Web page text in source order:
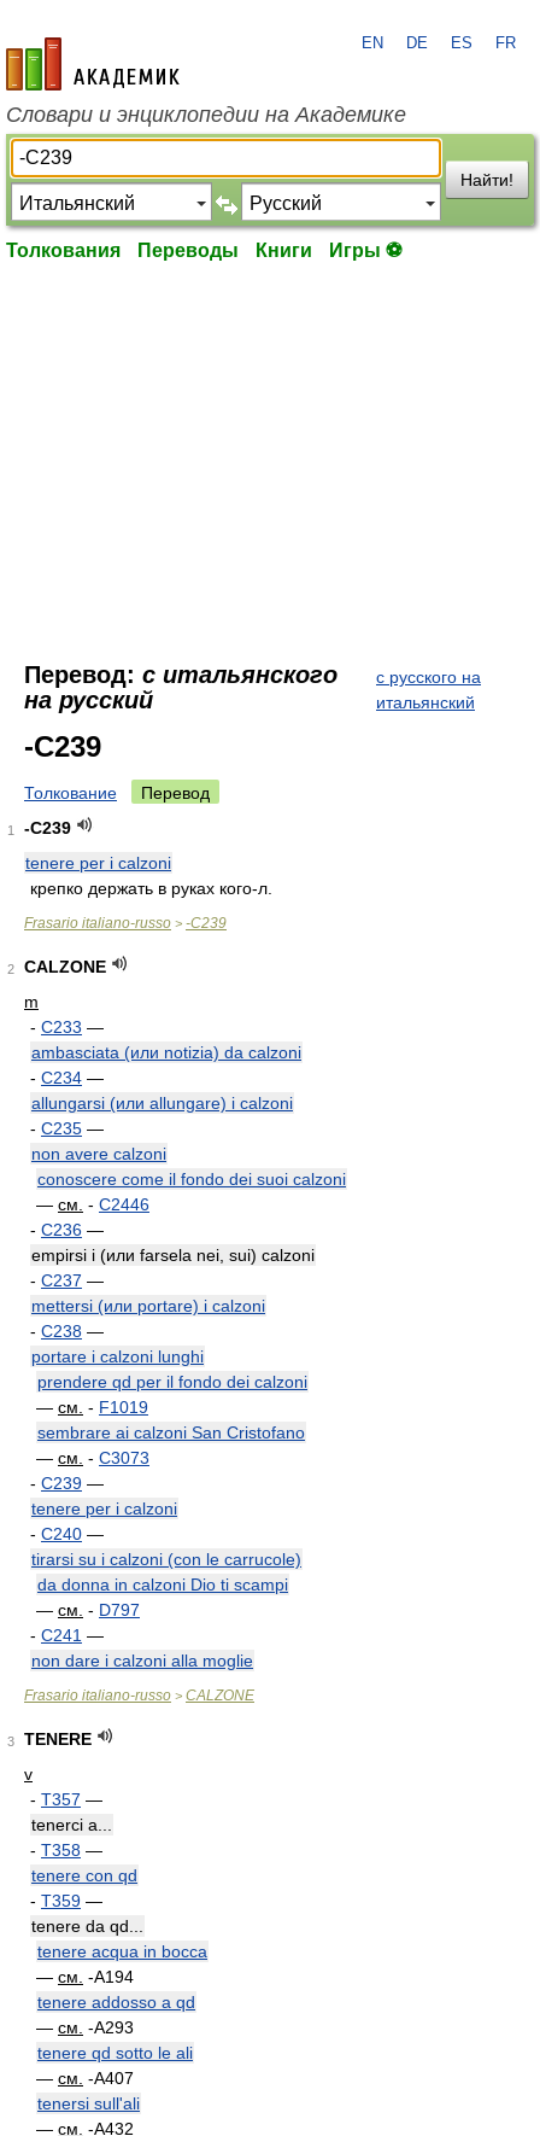
academic.ru
EN DE ES FR
Словари и энциклопедии на Академике
Найти!
Толкования Переводы Книги Игры ⚽
Перевод: с итальянского
на русский
с русского на
итальянский
-C239
Толкование Перевод
1
-C239
tenere per i calzoni
крепко держать в руках кого-л.
Frasario italiano-russo > -C239
2
CALZONE
m
- C233 —
ambasciata (или notizia) da calzoni
- C234 —
allungarsi (или allungare) i calzoni
- C235 —
non avere calzoni
conoscere come il fondo dei suoi calzoni
— см. - C2446
- C236 —
empirsi i (или farsela nei, sui) calzoni
- C237 —
mettersi (или portare) i calzoni
- C238 —
portare i calzoni lunghi
prendere qd per il fondo dei calzoni
— см. - F1019
sembrare ai calzoni San Cristofano
— см. - C3073
- C239 —
tenere per i calzoni
- C240 —
tirarsi su i calzoni (con le carrucole)
da donna in calzoni Dio ti scampi
— см. - D797
- C241 —
non dare i calzoni alla moglie
Frasario italiano-russo > CALZONE
3
TENERE
v
- T357 —
tenerci a...
- T358 —
tenere con qd
- T359 —
tenere da qd...
tenere acqua in bocca
— см. -A194
tenere addosso a qd
— см. -A293
tenere qd sotto le ali
— см. -A407
tenersi sull'ali
— см. -A432